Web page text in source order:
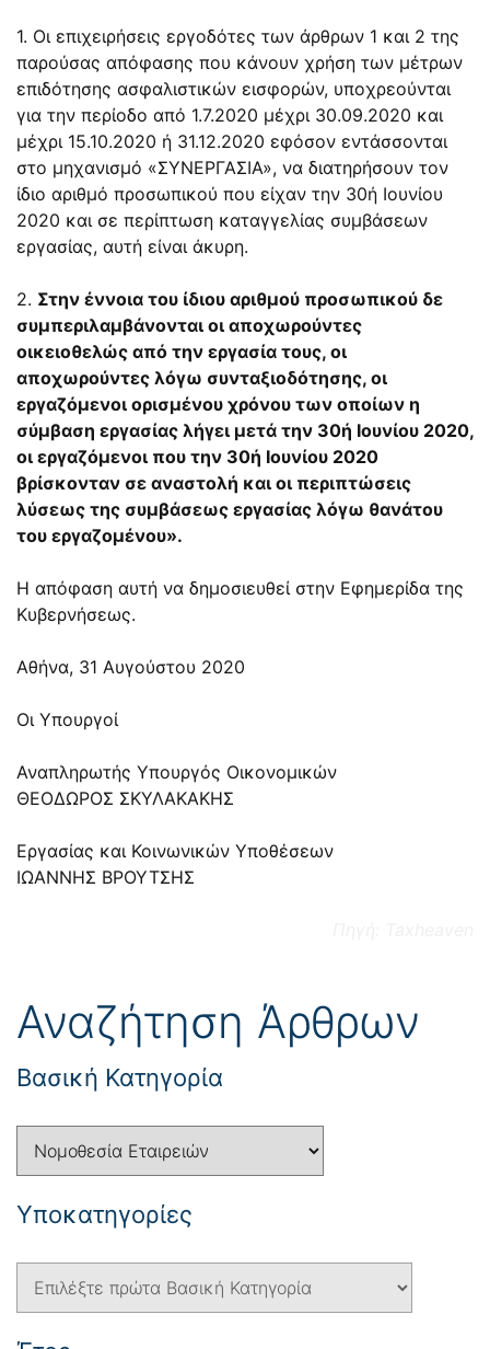
1. Οι επιχειρήσεις εργοδότες των άρθρων 1 και 2 της
παρούσας απόφασης που κάνουν χρήση των μέτρων
επιδότησης ασφαλιστικών εισφορών, υποχρεούνται
για την περίοδο από 1.7.2020 μέχρι 30.09.2020 και
μέχρι 15.10.2020 ή 31.12.2020 εφόσον εντάσσονται
στο μηχανισμό «ΣΥΝΕΡΓΑΣΙΑ», να διατηρήσουν τον
ίδιο αριθμό προσωπικού που είχαν την 30ή Ιουνίου
2020 και σε περίπτωση καταγγελίας συμβάσεων
εργασίας, αυτή είναι άκυρη.
2. Στην έννοια του ίδιου αριθμού προσωπικού δε
συμπεριλαμβάνονται οι αποχωρούντες
οικειοθελώς από την εργασία τους, οι
αποχωρούντες λόγω συνταξιοδότησης, οι
εργαζόμενοι ορισμένου χρόνου των οποίων η
σύμβαση εργασίας λήγει μετά την 30ή Ιουνίου 2020,
οι εργαζόμενοι που την 30ή Ιουνίου 2020
βρίσκονταν σε αναστολή και οι περιπτώσεις
λύσεως της συμβάσεως εργασίας λόγω θανάτου
του εργαζομένου».
Η απόφαση αυτή να δημοσιευθεί στην Εφημερίδα της
Κυβερνήσεως.
Αθήνα, 31 Αυγούστου 2020
Οι Υπουργοί
Αναπληρωτής Υπουργός Οικονομικών
ΘΕΟΔΩΡΟΣ ΣΚΥΛΑΚΑΚΗΣ
Εργασίας και Κοινωνικών Υποθέσεων
ΙΩΑΝΝΗΣ ΒΡΟΥΤΣΗΣ
Αναζήτηση Άρθρων
Βασική Κατηγορία
Yποκατηγορίες